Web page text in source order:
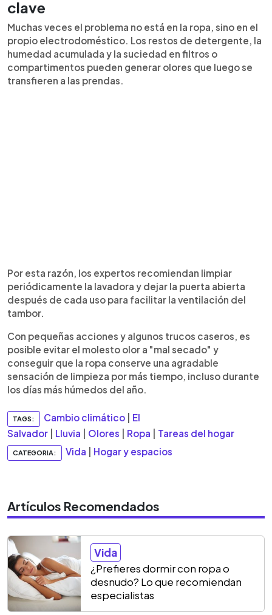
clave
Muchas veces el problema no está en la ropa, sino en el
propio electrodoméstico. Los restos de detergente, la
humedad acumulada y la suciedad en filtros o
compartimentos pueden generar olores que luego se
transfieren a las prendas.
Por esta razón, los expertos recomiendan limpiar
periódicamente la lavadora y dejar la puerta abierta
después de cada uso para facilitar la ventilación del
tambor.
Con pequeñas acciones y algunos trucos caseros, es
posible evitar el molesto olor a "mal secado" y
conseguir que la ropa conserve una agradable
sensación de limpieza por más tiempo, incluso durante
los días más húmedos del año.
TAGS: Cambio climático
El
Salvador
Lluvia Olores Ropa Tareas del hogar
CATEGORIA: Vida Hogar y espacios
Artículos Recomendados
Vida
¿Prefieres dormir con ropa o
desnudo? Lo que recomiendan
especialistas